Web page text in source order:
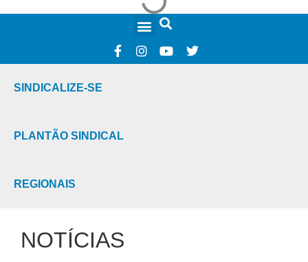
SINDICALIZE-SE
PLANTÃO SINDICAL
REGIONAIS
NOTÍCIAS